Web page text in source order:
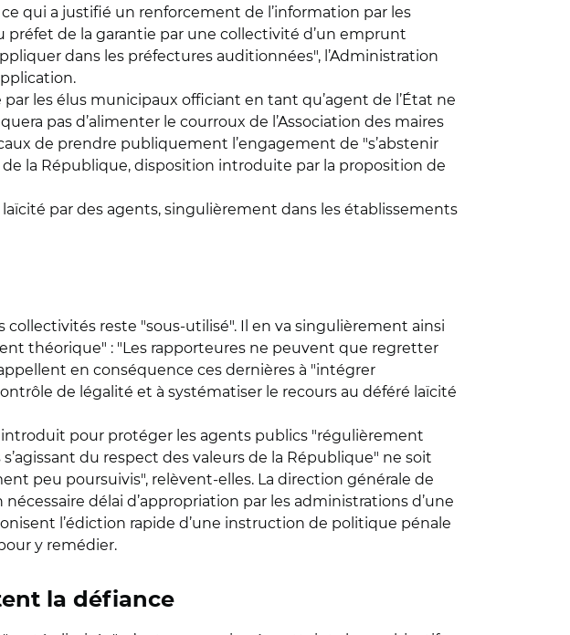
qui a justifié un renforcement de l’information par les
de la garantie par une collectivité d’un emprunt
dans les préfectures auditionnées", l’Administration
les élus municipaux officiant en tant qu’agent de l’État ne
pas d’alimenter le courroux de l’Association des maires
de prendre publiquement l’engagement de "s’abstenir
la République, disposition introduite par la proposition de
laïcité par des agents, singulièrement dans les établissements
reste "sous-utilisé". Il en va singulièrement ainsi
théorique" : "Les rapporteures ne peuvent que regretter
en conséquence ces dernières à "intégrer
de légalité et à systématiser le recours au déféré laïcité
pour protéger les agents publics "régulièrement
du respect des valeurs de la République" ne soit
peu poursuivis", relèvent-elles. La direction générale de
délai d’appropriation par les administrations d’une
l’édiction rapide d’une instruction de politique pénale
y remédier.
la défiance